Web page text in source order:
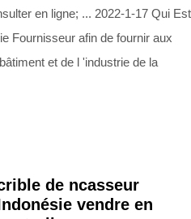
en ligne; ... 2022-1-17 Qui Est
Fournisseur afin de fournir aux
et de l 'industrie de la
de ncasseur
vendre en